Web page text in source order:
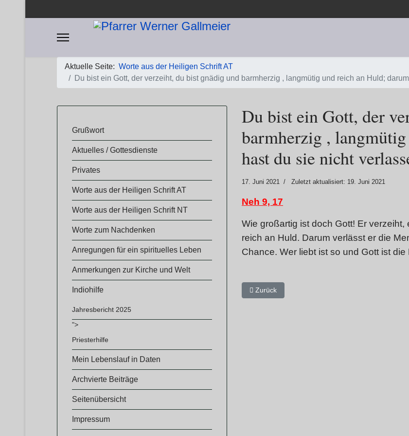
Aktuelle Seite: Worte aus der Heiligen Schrift AT
Du bist ein Gott, der verzeiht, du bist gnädig und barmherzig , langmütig und reich an Huld;
​​Grußwort
Aktuelles / Gottesdienste
Privates
Worte aus der Heiligen Schrift AT
Worte aus der Heiligen Schrift NT
Worte zum Nachdenken
Anregungen für ein spirituelles Leben
Anmerkungen zur Kirche und Welt
Indiohilfe
Jahresbericht 2025
">
Priesterhilfe
Mein Lebenslauf in Daten
Archvierte Beiträge
Seitenübersicht
Impressum
Du bist ein Gott, der
barmherzig ,
hast du sie nicht
17. Juni 2021 Zuletzt aktualisiert: 19. Juni 2021
Neh 9, 17
Wie großartig ist doch Gott! Er
reich an Huld. Darum verlässt er die
Chance. Wer liebt ist so und Gott ist
Vorheriger Beitrag: Du hast dein Wort gehalten,
Zurück